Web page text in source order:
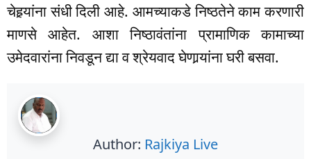
चेहर्‍यांना संधी दिली आहे. आमच्याकडे निष्ठतेने काम करणारी
माणसे आहेत. आशा निष्ठावंतांना प्रामाणिक कामाच्या
उमेदवारांना निवडून द्या व श्रेयवाद घेणार्‍यांना घरी बसवा.
Author: Rajkiya Live